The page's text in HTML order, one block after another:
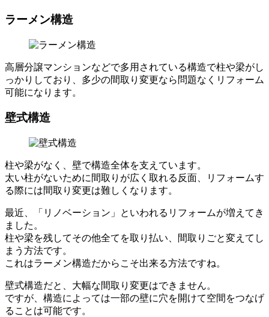
ラーメン構造
高層分譲マンションなどで多用されている構造で柱や梁がし
っかりしており、多少の間取り変更なら問題なくリフォーム
可能になります。
壁式構造
柱や梁がなく、壁で構造全体を支えています。
太い柱がないために間取りが広く取れる反面、リフォームす
る際には間取り変更は難しくなります。
最近、「リノベーション」といわれるリフォームが増えてき
ました。
柱や梁を残してその他全てを取り払い、間取りごと変えてし
まう方法です。
これはラーメン構造だからこそ出来る方法ですね。
壁式構造だと、大幅な間取り変更はできません。
ですが、構造によっては一部の壁に穴を開けて空間をつなげ
ることは可能です。